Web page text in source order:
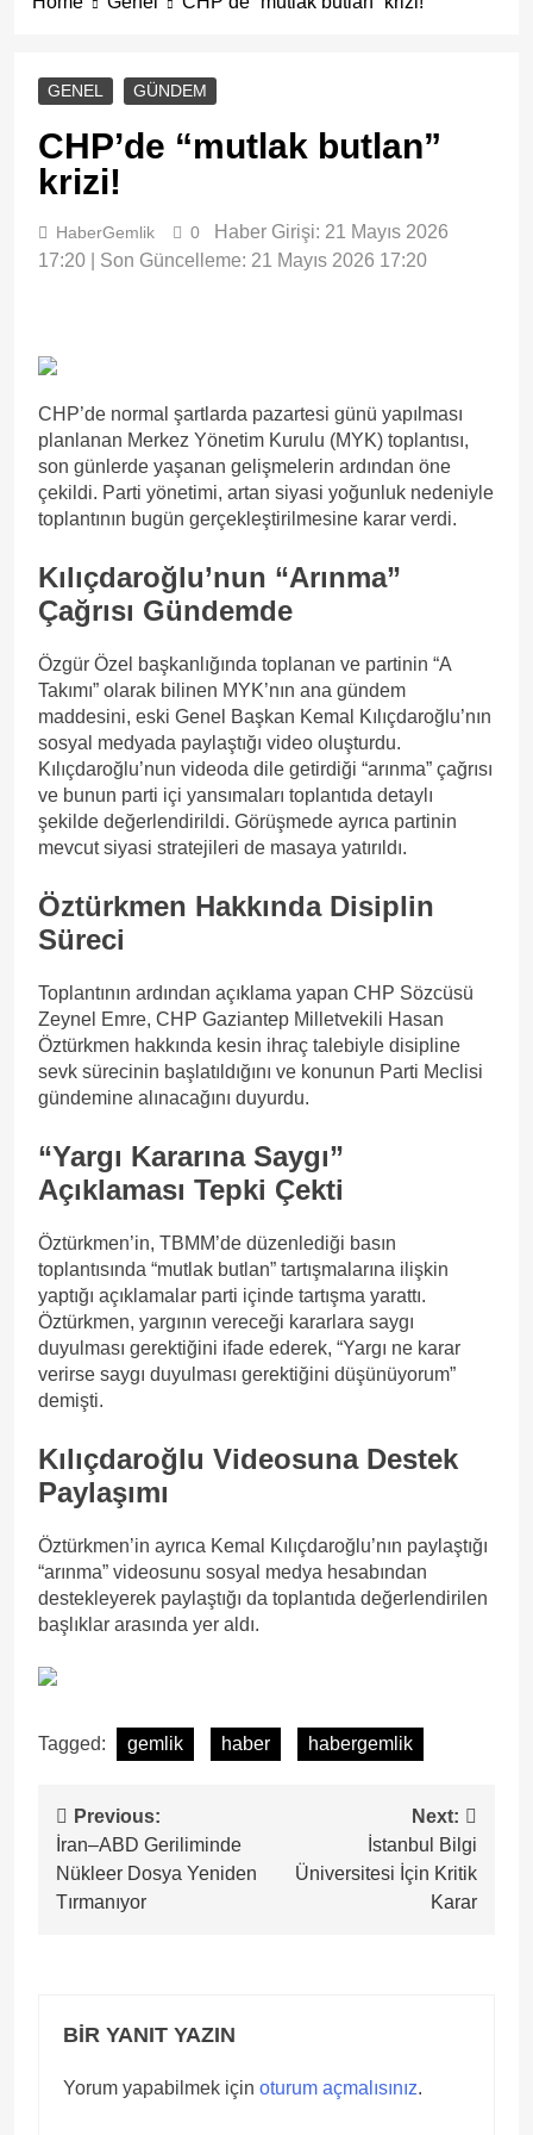
GENEL GÜNDEM
CHP’de “mutlak butlan”
krizi!
HaberGemlik 0
Haber Girişi: 21 Mayıs 2026
17:20 | Son Güncelleme: 21 Mayıs 2026 17:20
CHP’de normal şartlarda pazartesi günü yapılması
planlanan Merkez Yönetim Kurulu (MYK) toplantısı,
son günlerde yaşanan gelişmelerin ardından öne
çekildi. Parti yönetimi, artan siyasi yoğunluk nedeniyle
toplantının bugün gerçekleştirilmesine karar verdi.
Kılıçdaroğlu’nun “Arınma”
Çağrısı Gündemde
Özgür Özel başkanlığında toplanan ve partinin “A
Takımı” olarak bilinen MYK’nın ana gündem
maddesini, eski Genel Başkan Kemal Kılıçdaroğlu’nın
sosyal medyada paylaştığı video oluşturdu.
Kılıçdaroğlu’nun videoda dile getirdiği “arınma” çağrısı
ve bunun parti içi yansımaları toplantıda detaylı
şekilde değerlendirildi. Görüşmede ayrıca partinin
mevcut siyasi stratejileri de masaya yatırıldı.
Öztürkmen Hakkında Disiplin
Süreci
Toplantının ardından açıklama yapan CHP Sözcüsü
Zeynel Emre, CHP Gaziantep Milletvekili Hasan
Öztürkmen hakkında kesin ihraç talebiyle disipline
sevk sürecinin başlatıldığını ve konunun Parti Meclisi
gündemine alınacağını duyurdu.
“Yargı Kararına Saygı”
Açıklaması Tepki Çekti
Öztürkmen’in, TBMM’de düzenlediği basın
toplantısında “mutlak butlan” tartışmalarına ilişkin
yaptığı açıklamalar parti içinde tartışma yarattı.
Öztürkmen, yargının vereceği kararlara saygı
duyulması gerektiğini ifade ederek, “Yargı ne karar
verirse saygı duyulması gerektiğini düşünüyorum”
demişti.
Kılıçdaroğlu Videosuna Destek
Paylaşımı
Öztürkmen’in ayrıca Kemal Kılıçdaroğlu’nın paylaştığı
“arınma” videosunu sosyal medya hesabından
destekleyerek paylaştığı da toplantıda değerlendirilen
başlıklar arasında yer aldı.
Tagged: gemlik haber habergemlik
Yazı
gezinmesi
Previous:
İran–ABD Geriliminde
Nükleer Dosya Yeniden
Tırmanıyor
Next:
İstanbul Bilgi
Üniversitesi İçin Kritik
Karar
BIR YANIT YAZIN
Yorum yapabilmek için oturum açmalısınız.